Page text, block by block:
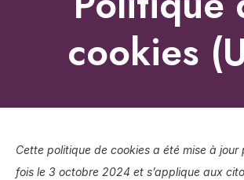
cookies
Cette politique de cookies a été mise à jour
fois le 3 octobre 2024 et s’applique aux